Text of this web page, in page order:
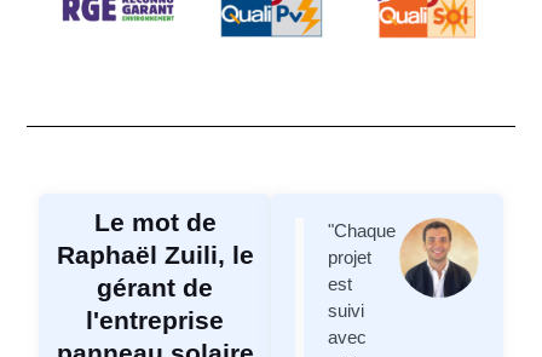
Le mot de
Raphaël Zuili, le
gérant de
l'entreprise
"Chaque
projet
est
suivi
avec